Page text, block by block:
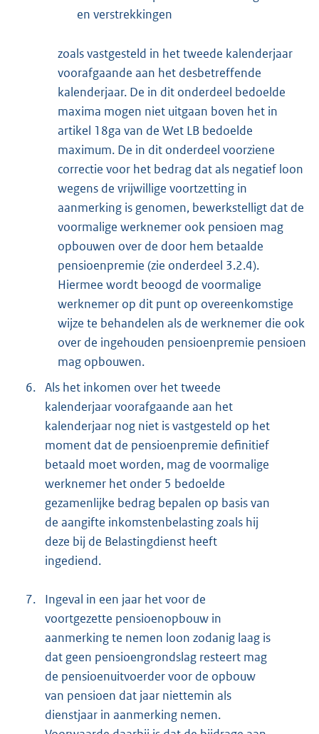
en verstrekkingen
zoals vastgesteld in het tweede kalenderjaar
voorafgaande aan het desbetreffende
kalenderjaar. De in dit onderdeel bedoelde
maxima mogen niet uitgaan boven het in
artikel 18ga van de Wet LB bedoelde
maximum. De in dit onderdeel voorziene
correctie voor het bedrag dat als negatief loon
wegens de vrijwillige voortzetting in
aanmerking is genomen, bewerkstelligt dat de
voormalige werknemer ook pensioen mag
opbouwen over de door hem betaalde
pensioenpremie (zie onderdeel 3.2.4).
Hiermee wordt beoogd de voormalige
werknemer op dit punt op overeenkomstige
wijze te behandelen als de werknemer die ook
over de ingehouden pensioenpremie pensioen
mag opbouwen.
6. Als het inkomen over het tweede
kalenderjaar voorafgaande aan het
kalenderjaar nog niet is vastgesteld op het
moment dat de pensioenpremie definitief
betaald moet worden, mag de voormalige
werknemer het onder 5 bedoelde
gezamenlijke bedrag bepalen op basis van
de aangifte inkomstenbelasting zoals hij
deze bij de Belastingdienst heeft
ingediend.
7.
Ingeval in een jaar het voor de
voortgezette pensioenopbouw in
aanmerking te nemen loon zodanig laag is
dat geen pensioengrondslag resteert mag
de pensioenuitvoerder voor de opbouw
van pensioen dat jaar niettemin als
dienstjaar in aanmerking nemen.